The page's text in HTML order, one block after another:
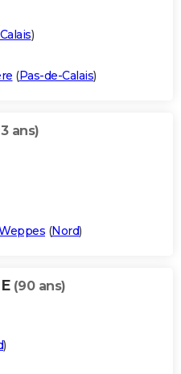
)
(Pas-de-Calais)
ans)
(Nord)
(90 ans)
)